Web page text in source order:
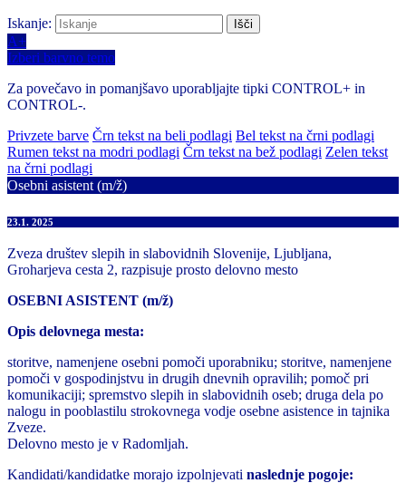
Iskanje:
A+
Izberi barvno temo
Za povečavo in pomanjšavo uporabljajte tipki CONTROL+ in
CONTROL-.
Privzete barve Črn tekst na beli podlagi Bel tekst na črni podlagi
Rumen tekst na modri podlagi Črn tekst na bež podlagi Zelen tekst
na črni podlagi
Osebni asistent (m/ž)
23.1. 2025
Zveza društev slepih in slabovidnih Slovenije, Ljubljana,
Groharjeva cesta 2, razpisuje prosto delovno mesto
OSEBNI ASISTENT (m/ž)
Opis delovnega mesta:
storitve, namenjene osebni pomoči uporabniku; storitve, namenjene
pomoči v gospodinjstvu in drugih dnevnih opravilih; pomoč pri
komunikaciji; spremstvo slepih in slabovidnih oseb; druga dela po
nalogu in pooblastilu strokovnega vodje osebne asistence in tajnika
Zveze.
Delovno mesto je v Radomljah.
Kandidati/kandidatke morajo izpolnjevati naslednje pogoje: